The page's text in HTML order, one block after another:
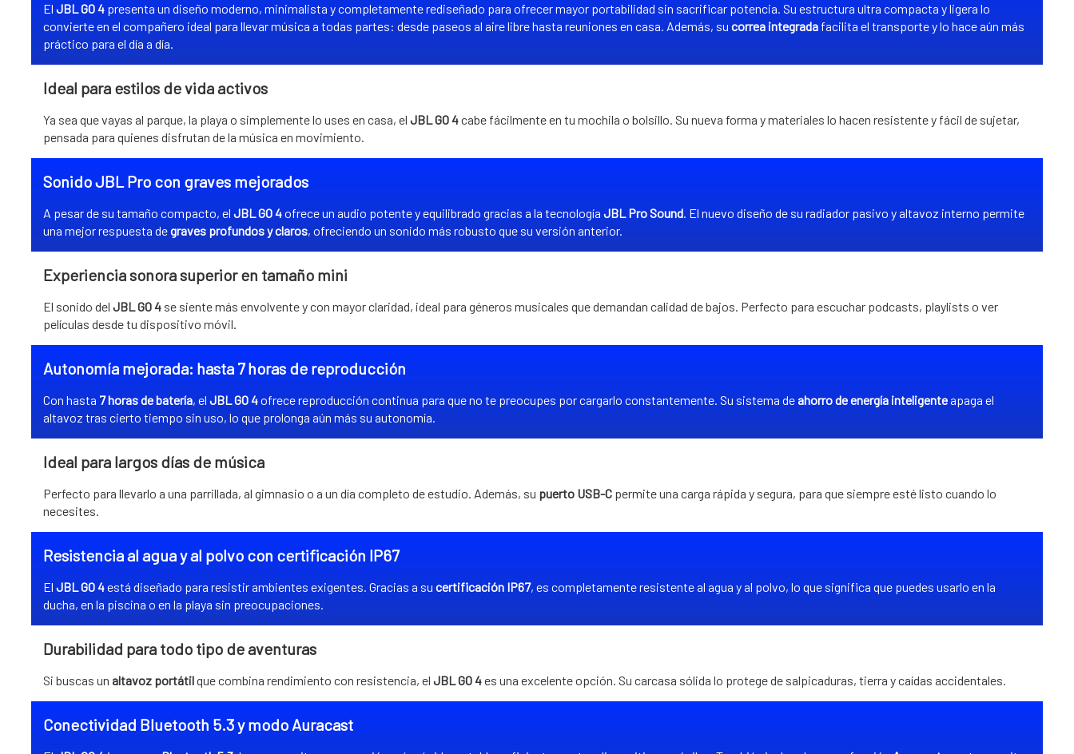
El JBL GO 4 presenta un diseño moderno, minimalista y completamente rediseñado para ofrecer mayor portabilidad sin sacrificar potencia. Su estructura ultra compacta y ligera lo
convierte en el compañero ideal para llevar música a todas partes: desde paseos al aire libre hasta reuniones en casa. Además, su correa integrada facilita el transporte y lo hace aún más
práctico para el día a día.
Ideal para estilos de vida activos
Ya sea que vayas al parque, la playa o simplemente lo uses en casa, el JBL GO 4cabe fácilmente en tu mochila o bolsillo. Su nueva forma y materiales lo hacen resistente y fácil de sujetar,
pensada para quienes disfrutan de la música en movimiento.
Sonido JBL Pro con graves mejorados
A pesar de su tamaño compacto, el JBL GO 4ofrece un audio potente y equilibrado gracias a la tecnología JBL Pro Sound. El nuevo diseño de su radiador pasivo y altavoz interno permite
una mejor respuesta degraves profundos y claros, ofreciendo un sonido más robusto que su versión anterior.
Experiencia sonora superior en tamaño mini
El sonido del JBL GO 4 se siente más envolvente y con mayor claridad, ideal para géneros musicales que demandan calidad de bajos. Perfecto para escuchar podcasts, playlists o ver
películas desde tu dispositivo móvil.
Autonomía mejorada: hasta 7 horas de reproducción
Con hasta 7 horas de batería, el JBL GO 4ofrece reproducción continua para que no te preocupes por cargarlo constantemente. Su sistema deahorro de energía inteligenteapaga el
altavoz tras cierto tiempo sin uso, lo que prolonga aún más su autonomía.
Ideal para largos días de música
Perfecto para llevarlo a una parrillada, al gimnasio o a un día completo de estudio. Además, su puerto USB-C permite una carga rápida y segura, para que siempre esté listo cuando lo
necesites.
Resistencia al agua y al polvo con certificación IP67
El JBL GO 4está diseñado para resistir ambientes exigentes. Gracias a su certificación IP67, es completamente resistente al agua y al polvo, lo que significa que puedes usarlo en la
ducha, en la piscina o en la playa sin preocupaciones.
Durabilidad para todo tipo de aventuras
Si buscas un altavoz portátilque combina rendimiento con resistencia, el JBL GO 4es una excelente opción. Su carcasa sólida lo protege de salpicaduras, tierra y caídas accidentales.
Conectividad Bluetooth 5.3 y modo Auracast